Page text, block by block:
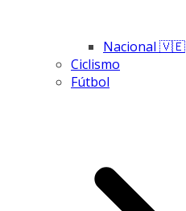
Nacional 🇻🇪
Ciclismo
Fútbol